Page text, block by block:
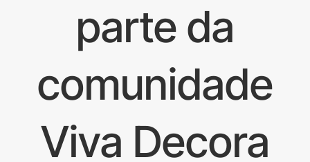
parte da
comunidade
Viva Decora